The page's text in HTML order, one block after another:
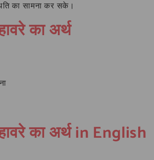
का सामना कर सके।
का अर्थ
का अर्थ in English